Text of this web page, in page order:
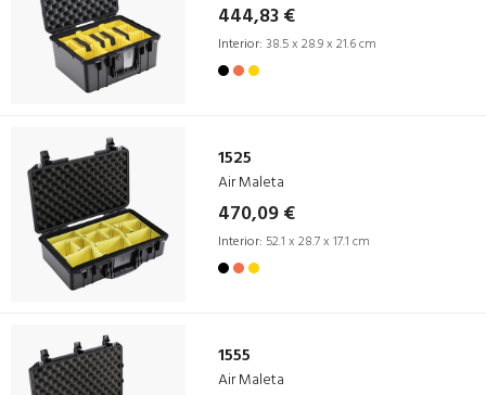
444,83 €
Interior: 38.5 x 28.9 x 21.6 cm
1525
Air Maleta
470,09 €
Interior: 52.1 x 28.7 x 17.1 cm
1555
Air Maleta